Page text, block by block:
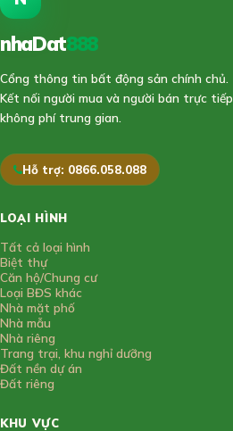
nhaDat888
Cổng thông tin bất động sản chính chủ.
Kết nối người mua và người bán trực tiếp,
không phí trung gian.
Hỗ trợ: 0866.058.088
LOẠI HÌNH
Tất cả loại hình
Biệt thự
Căn hộ/Chung cư
Loại BĐS khác
Nhà mặt phố
Nhà mẫu
Nhà riêng
Trang trại, khu nghỉ dưỡng
Đất nền dự án
Đất riêng
KHU VỰC